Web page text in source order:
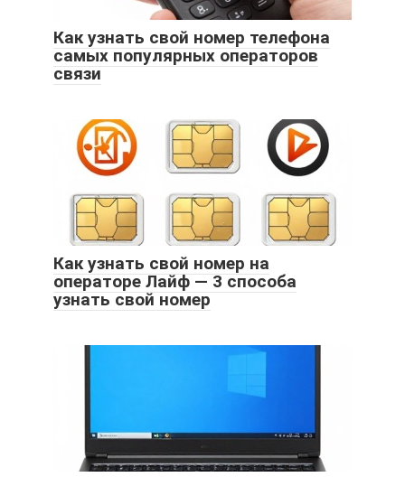
Как узнать свой номер телефона
самых популярных операторов
связи
Как узнать свой номер на
операторе Лайф — 3 способа
узнать свой номер